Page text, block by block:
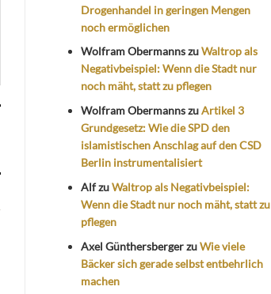
Drogenhandel in geringen Mengen
noch ermöglichen
Wolfram ObermannszuWaltrop als
Negativbeispiel: Wenn die Stadt nur
noch mäht, statt zu pflegen
Wolfram ObermannszuArtikel 3
Grundgesetz: Wie die SPD den
islamistischen Anschlag auf den CSD
Berlin instrumentalisiert
AlfzuWaltrop als Negativbeispiel:
Wenn die Stadt nur noch mäht, statt zu
pflegen
Axel GünthersbergerzuWie viele
Bäcker sich gerade selbst entbehrlich
machen